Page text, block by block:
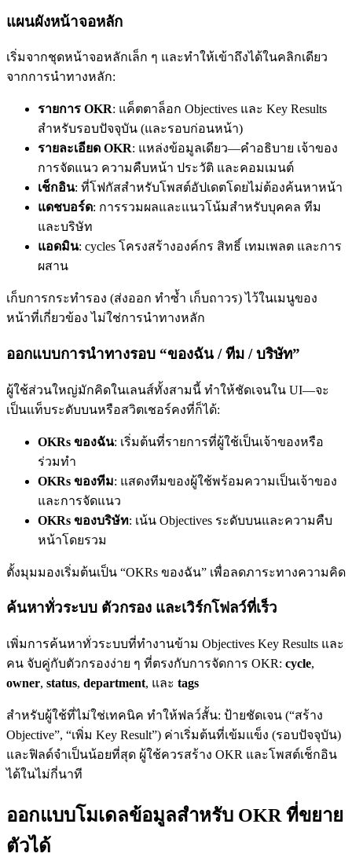
แผนผังหน้าจอหลัก
เริ่มจากชุดหน้าจอหลักเล็ก ๆ และทำให้เข้าถึงได้ในคลิกเดียว
จากการนำทางหลัก:
รายการ OKR: แค็ตตาล็อก Objectives และ Key Results
สำหรับรอบปัจจุบัน (และรอบก่อนหน้า)
รายละเอียด OKR: แหล่งข้อมูลเดียว—คำอธิบาย เจ้าของ
การจัดแนว ความคืบหน้า ประวัติ และคอมเมนต์
เช็กอิน: ที่โฟกัสสำหรับโพสต์อัปเดตโดยไม่ต้องค้นหาหน้า
แดชบอร์ด: การรวมผลและแนวโน้มสำหรับบุคคล ทีม
และบริษัท
แอดมิน: cycles โครงสร้างองค์กร สิทธิ์ เทมเพลต และการ
ผสาน
เก็บการกระทำรอง (ส่งออก ทำซ้ำ เก็บถาวร) ไว้ในเมนูของ
หน้าที่เกี่ยวข้อง ไม่ใช่การนำทางหลัก
ออกแบบการนำทางรอบ “ของฉัน / ทีม / บริษัท”
ผู้ใช้ส่วนใหญ่มักคิดในเลนส์ทั้งสามนี้ ทำให้ชัดเจนใน UI—จะ
เป็นแท็บระดับบนหรือสวิตเชอร์คงที่ก็ได้:
OKRs ของฉัน: เริ่มต้นที่รายการที่ผู้ใช้เป็นเจ้าของหรือ
ร่วมทำ
OKRs ของทีม: แสดงทีมของผู้ใช้พร้อมความเป็นเจ้าของ
และการจัดแนว
OKRs ของบริษัท: เน้น Objectives ระดับบนและความคืบ
หน้าโดยรวม
ตั้งมุมมองเริ่มต้นเป็น “OKRs ของฉัน” เพื่อลดภาระทางความคิด
ค้นหาทั่วระบบ ตัวกรอง และเวิร์กโฟลว์ที่เร็ว
เพิ่มการค้นหาทั่วระบบที่ทำงานข้าม Objectives Key Results และ
คน จับคู่กับตัวกรองง่าย ๆ ที่ตรงกับการจัดการ OKR: cycle,
owner, status, department, และ tags
สำหรับผู้ใช้ที่ไม่ใช่เทคนิค ทำให้ฟลว์สั้น: ป้ายชัดเจน (“สร้าง
Objective”, “เพิ่ม Key Result”) ค่าเริ่มต้นที่เข้มแข็ง (รอบปัจจุบัน)
และฟิลด์จำเป็นน้อยที่สุด ผู้ใช้ควรสร้าง OKR และโพสต์เช็กอิน
ได้ในไม่กี่นาที
ออกแบบโมเดลข้อมูลสำหรับ OKR ที่ขยาย
ตัวได้